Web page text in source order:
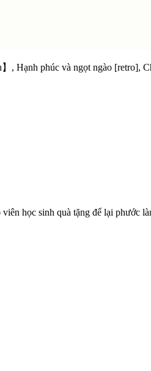
phúc và ngọt ngào [retro],
học sinh quà tặng để lại phước